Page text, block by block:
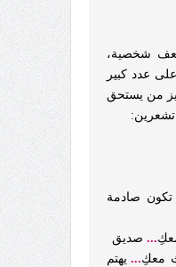
شخصية،
عدد كبير
من يستحق
تشعرين:
تكون صادمة
... صديق
معكِ... يهتم